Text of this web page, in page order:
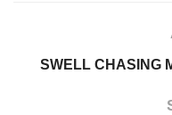
SWELL CHASING